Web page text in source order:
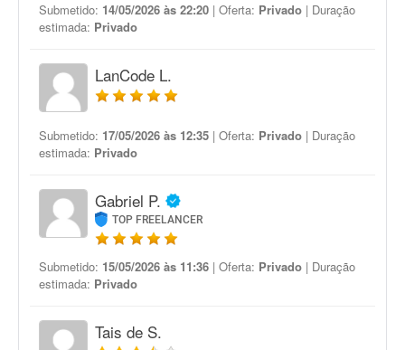
Submetido: 14/05/2026 às 22:20 | Oferta: Privado | Duração
estimada: Privado
LanCode L.
Submetido: 17/05/2026 às 12:35 | Oferta: Privado | Duração
estimada: Privado
Gabriel P.
TOP FREELANCER
Submetido: 15/05/2026 às 11:36 | Oferta: Privado | Duração
estimada: Privado
Tais de S.